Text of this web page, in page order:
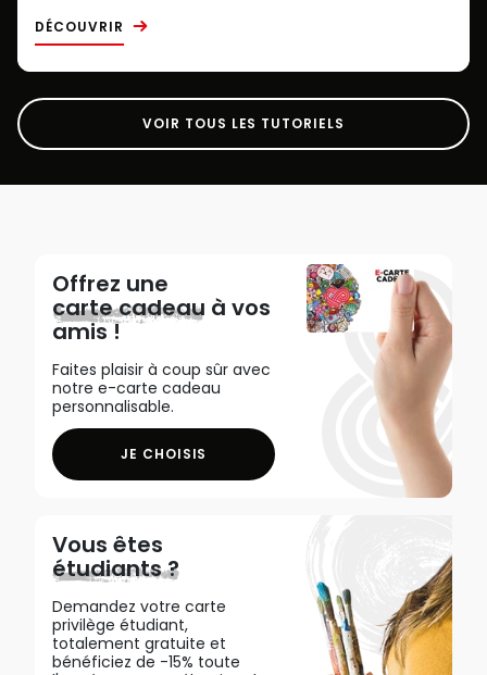
DÉCOUVRIR
VOIR TOUS LES TUTORIELS
Offrez une
carte cadeau à vos
amis !
Faites plaisir à coup sûr avec
notre e-carte cadeau
personnalisable.
JE CHOISIS
Vous êtes
étudiants ?
Demandez votre carte
privilège étudiant,
totalement gratuite et
bénéficiez de -15% toute